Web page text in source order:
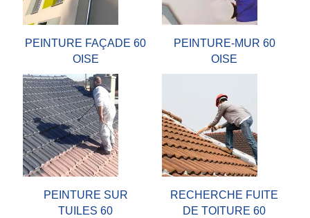
PEINTURE FAÇADE 60
OISE
PEINTURE-MUR 60
OISE
PEINTURE SUR
TUILES 60
RECHERCHE FUITE
DE TOITURE 60